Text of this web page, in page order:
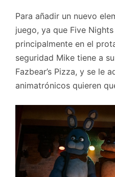
Para añadir un nuevo
juego, ya que Five
principalmente en el
seguridad Mike tiene a
Fazbear’s Pizza, y se le
animatrónicos quieren